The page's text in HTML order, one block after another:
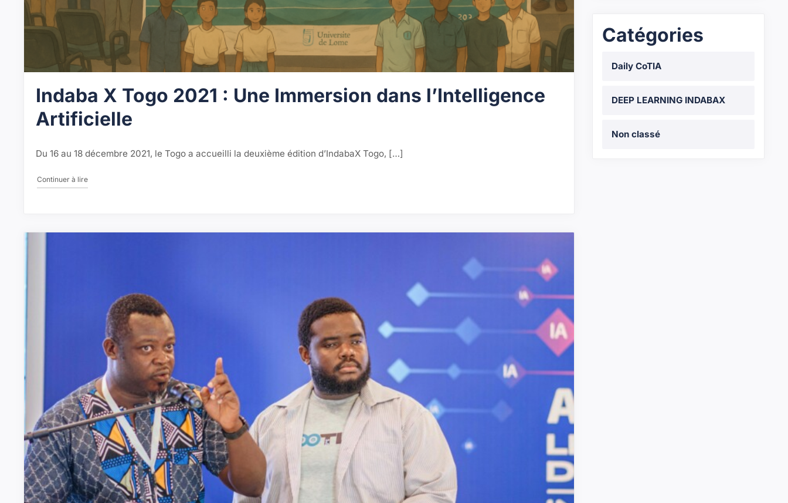
Indaba X Togo 2021 : Une Immersion dans l’Intelligence
Artificielle
Du 16 au 18 décembre 2021, le Togo a accueilli la deuxième édition d’IndabaX Togo, […]
Continuer à lire"Indaba X Togo 2021 : Une Immersion dans l’Intelligence Artificielle"
Catégories
Daily CoTIA
DEEP LEARNING INDABAX
Non classé